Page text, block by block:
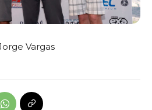
Vargas